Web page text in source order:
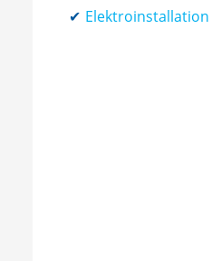
Elektroinstallation